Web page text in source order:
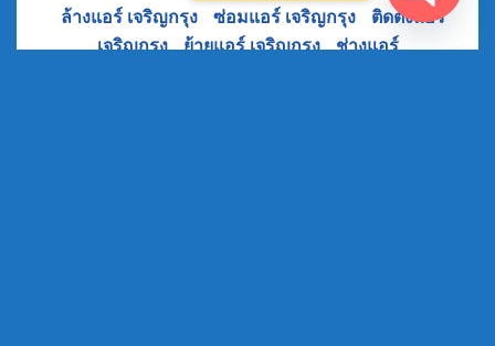
ล้างแอร์ เจริญกรุง ซ่อมแอร์ เจริญกรุง
ติดตั้งแอร์
เจริญกรุง•ย้ายแอร์ เจริญกรุง•ช่างแอร์
Open
Chaty